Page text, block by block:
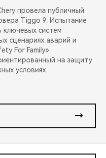
провела публичный
Tiggo 9. Испытание
систем
сценариях аварий и
For Family»
на защиту
условиях.